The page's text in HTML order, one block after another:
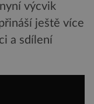
výcvik
ještě více
a sdílení